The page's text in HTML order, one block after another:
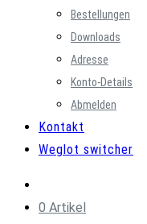
Bestellungen
Downloads
Adresse
Konto-Details
Abmelden
Kontakt
Weglot switcher
0 Artikel